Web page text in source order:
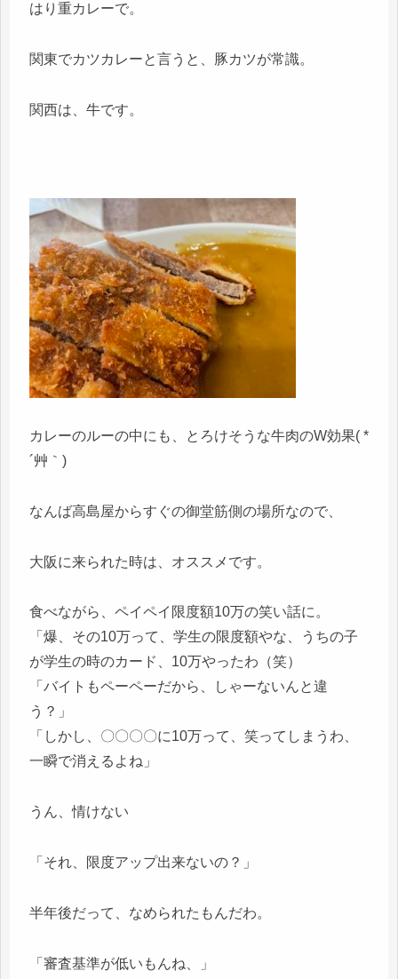
はり重カレーで。
関東でカツカレーと言うと、豚カツが常識。
関西は、牛です。
カレーのルーの中にも、とろけそうな牛肉のW効果( *
´艸｀)
なんば高島屋からすぐの御堂筋側の場所なので、
大阪に来られた時は、オススメです。
食べながら、ペイペイ限度額10万の笑い話に。
「爆、その10万って、学生の限度額やな、うちの子
が学生の時のカード、10万やったわ（笑）
「バイトもペーペーだから、しゃーないんと違
う？」
「しかし、〇〇〇〇に10万って、笑ってしまうわ、
一瞬で消えるよね」
うん、情けない
「それ、限度アップ出来ないの？」
半年後だって、なめられたもんだわ。
「審査基準が低いもんね、」